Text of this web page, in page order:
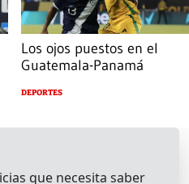
Los ojos puestos en el
Guatemala-Panamá
DEPORTES